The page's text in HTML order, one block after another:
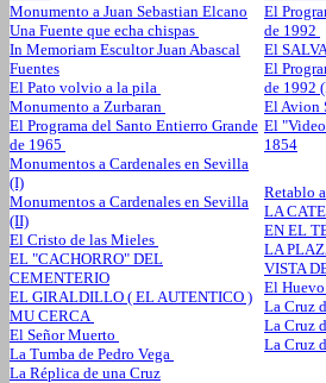
Monumento a Juan Sebastian Elcano
Una Fuente que echa chispas
In Memoriam Escultor Juan Abascal
Fuentes
El Pato volvio a la pila
Monumento a Zurbaran
El Programa del Santo Entierro Grande
de 1965
El
de 1992
El
El
de 1992
El Avion
El
1854
Monumentos a Cardenales en Sevilla
(I)
Monumentos a Cardenales en Sevilla
(II)
El Cristo de las Mieles
EL "CACHORRO" DEL
CEMENTERIO
EL GIRALDILLO ( EL AUTENTICO )
MU CERCA
El Señor Muerto
La Tumba de Pedro Vega
La Réplica de una Cruz
Retablo
LA
EN EL
LA
VISTA
El
La Cruz
La Cruz
La Cruz